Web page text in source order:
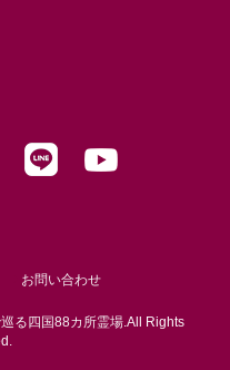
お問い合わせ
る四国88カ所霊場 .All Rights